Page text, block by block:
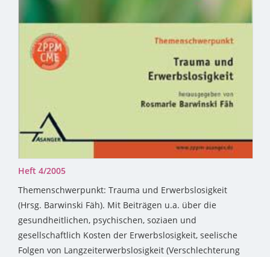
Heft 4/2005
Themenschwerpunkt: Trauma und Erwerbslosigkeit
(Hrsg. Barwinski Fäh). Mit Beiträgen u.a. über die
gesundheitlichen, psychischen, soziaen und
gesellschaftlich Kosten der Erwerbslosigkeit, seelische
Folgen von Langzeiterwerbslosigkeit (Verschlechterung